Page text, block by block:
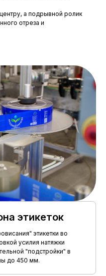
а подрывной ролик
отреза и
этикеток
этикетки во
усилия натяжки
"подстройки" в
до 450 мм.